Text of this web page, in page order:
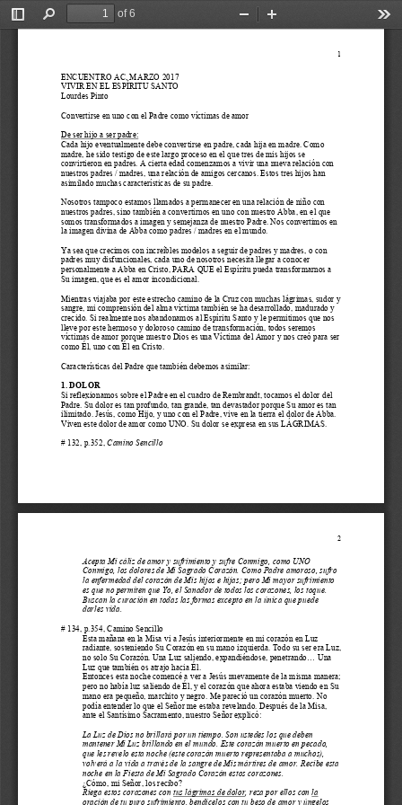
Toggle
Find
of 6
Zoom
1
ENCUENTRO AC, MARZO 2017
VIVIR EN EL ESPÍRITU SANTO
Lourdes Pinto
Convertirse en uno con el Padre como víctimas de amor
De ser hijo a ser padre:
Cada hijo eventualmente debe convertirse en padre, cada hija en madre. Como
madre , he sido testigo de este largo proceso en el que tres de mis hijos se
convirtieron en padres. A cierta edad comenzamos a vivir una nueva relación con
nuestros padres / madres, una relación de amigos cercanos. Estos tres hijos han
asimilado muchas características de su padre.
Nosotros tampoco estamos llamados a permanecer en una relación de niño con
nuestros padres , sino también a convertirnos en uno con nuestro Abba, en el que
somos transformados a imagen y semejanza de nuestro Padre. Nos convertimos en
la imagen divina de Abba como padres / madres en el mundo.
Ya sea que crecimos con increíbles modelos a seguir de padres y madres, o con
padres muy disfuncionales, cada uno de nosotros necesita llegar a conocer
personalmente a Abba en Cristo, PARA QUE el Espíritu pueda transformarnos a
Su imagen, que es el amor incondicional.
Mientras viajaba por este estrecho camino de la Cruz con muchas lágrimas, sudor y
sangre, mi comprensión del alma víctima también se ha desarrollado, madurado y
crecido. Si realmente nos abandonamos al Espíritu Santo y le permitimos que nos
lleve por este hermoso y doloroso camino de transformación, todos seremos
víctimas de amor porque nuestro Dios es una Víctima del Amor y nos creó para ser
como Él, uno con Él en Cristo.
Características del Padre que también debemos asimilar:
1. DOLOR
Si reflexionamos sobre el Padre en el cuadro de Rembrandt, tocamos el dolor del
Padre. Su dolor es tan profundo, tan grande, tan devastador porque Su amor es tan
ilimitado. Jesús como Hijo, y uno con el Padre, vive en la tierra el dolor de Abba.
Viven este dolor de amor como UNO. Su dolor se expresa en sus LÁGRIMAS.
# 132, p.352, Camino Sencillo
2
Acepta Mi cáliz de amor y sufrimiento y sufre Conmigo, como UNO
Conmigo, los dolores de Mi Sagrado Corazón. Como Padre amoroso, sufro
la enfermedad del corazón de Mis hijos e hijas; pero Mi mayor sufrimiento
es que no permiten que Yo, el Sanador de todos los corazones, los toque.
Buscan la curación en todas las formas excepto en la única que puede
darles vida.
# 134, p.354, Camino Sencillo
Esta mañana en la Misa vi a Jesús interiormente en mi corazón en Luz
radiante sosteniendo Su Corazón en su mano izquierda. Todo su ser era Luz,
no solo Su Corazón. Una Luz saliendo, expandiéndose, penetrando... Una
Luz que también os atrajo hacia Él.
Entonces esta noche comencé a ver a Jesús nuevamente de la misma manera;
pero no había luz saliendo de Él, y el corazón que ahora estaba viendo en Su
mano era pequeño, marchito y negro. Me pareció un corazón muerto. No
podía entender lo que el Señor me estaba revelando. Después de la Misa,
ante el Santísimo Sacramento, nuestro Señor explicó:
La Luz de Dios no brillará por un tiempo. Son ustedes los que deben
mantener Mi Luz brillando en el mundo. Este corazón muerto en pecado,
que les revelo esta noche (este corazón muerto representaba a muchos),
volverá a la vida a través de la sangre de Mis mártires de amor. Recibe esta
noche en la Fiesta de Mi Sagrado Corazón estos corazones.
¿Cómo, mi Señor, los recibo?
Riega estos corazones con tus lágrimas de dolor, reza por ellos con la
oración de tu puro sufrimiento, bendícelos con tu beso de amor y úngelos